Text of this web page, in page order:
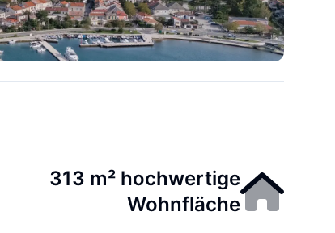
313 m² hochwertige
Wohnfläche